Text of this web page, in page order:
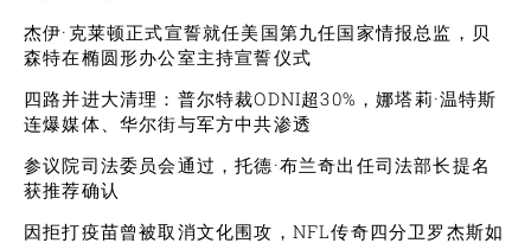
杰伊·克莱顿正式宣誓就任美国第九任国家情报总监，贝
森特在椭圆形办公室主持宣誓仪式
四路并进大清理：普尔特裁ODNI超30%，娜塔莉·温特斯
连爆媒体、华尔街与军方中共渗透
参议院司法委员会通过，托德·布兰奇出任司法部长提名
获推荐确认
因拒打疫苗曾被取消文化围攻，NFL传奇四分卫罗杰斯如